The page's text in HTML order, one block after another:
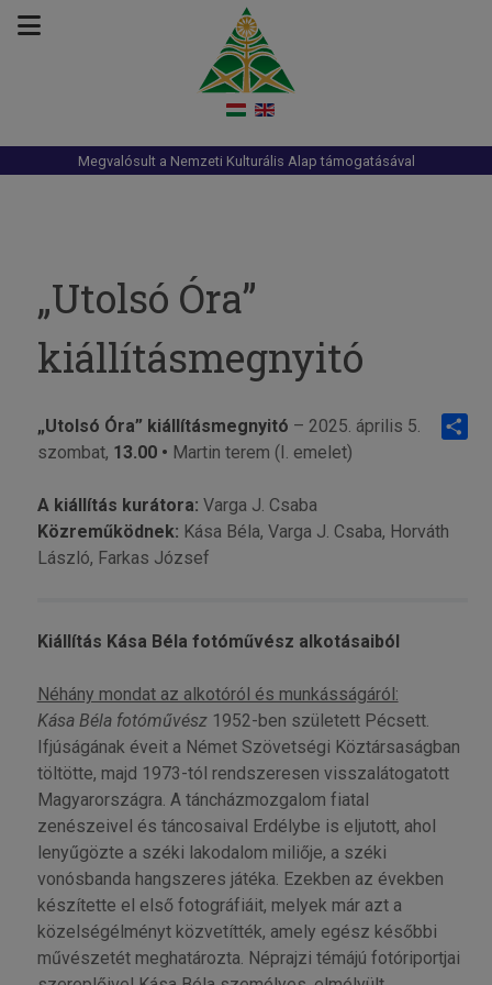
Megvalósult a Nemzeti Kulturális Alap támogatásával
„Utolsó Óra”
kiállításmegnyitó
„Utolsó Óra” kiállításmegnyitó – 2025. április 5.
szombat, 13.00 • Martin terem (I. emelet)
A kiállítás kurátora: Varga J. Csaba
Közreműködnek: Kása Béla, Varga J. Csaba, Horváth
László, Farkas József
Kiállítás Kása Béla fotóművész alkotásaiból
Néhány mondat az alkotóról és munkásságáról:
Kása Béla fotóművész1952-ben született Pécsett.
Ifjúságának éveit a Német Szövetségi Köztársaságban
töltötte, majd 1973-tól rendszeresen visszalátogatott
Magyarországra. A táncházmozgalom fiatal
zenészeivel és táncosaival Erdélybe is eljutott, ahol
lenyűgözte a széki lakodalom miliője, a széki
vonósbanda hangszeres játéka. Ezekben az években
készítette el első fotográfiáit, melyek már azt a
közelségélményt közvetítték, amely egész későbbi
művészetét meghatározta. Néprajzi témájú fotóriportjai